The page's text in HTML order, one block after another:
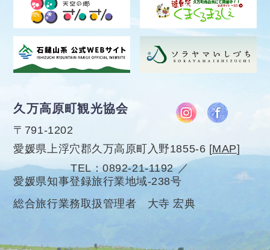
久万高原町観光協会
〒791-1202
愛媛県上浮穴郡久万高原町入野1855-6 [MAP]
TEL
0892-21-1192
愛媛県知事登録旅行業地域-238号
総合旅行業務取扱管理者 大寺 宏典